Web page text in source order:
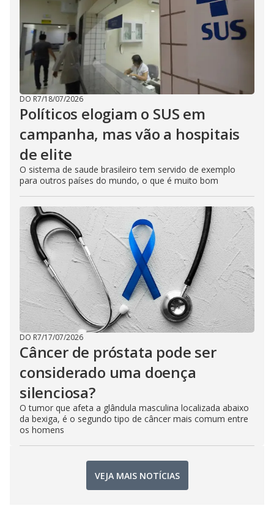
DO R7/18/07/2026
Políticos elogiam o SUS em
campanha, mas vão a hospitais
de elite
O sistema de saude brasileiro tem servido de exemplo
para outros países do mundo, o que é muito bom
DO R7/17/07/2026
Câncer de próstata pode ser
considerado uma doença
silenciosa?
O tumor que afeta a glândula masculina localizada abaixo
da bexiga, é o segundo tipo de câncer mais comum entre
os homens
VEJA MAIS NOTÍCIAS